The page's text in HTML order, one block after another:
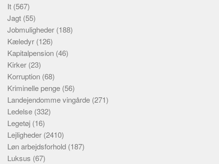
It (567)
Jagt (55)
Jobmuligheder (188)
Kæledyr (126)
Kapitalpension (46)
Kirker (23)
Korruption (68)
Kriminelle penge (56)
Landejendomme vingårde (271)
Ledelse (332)
Legetøj (16)
Lejligheder (2410)
Løn arbejdsforhold (187)
Luksus (67)